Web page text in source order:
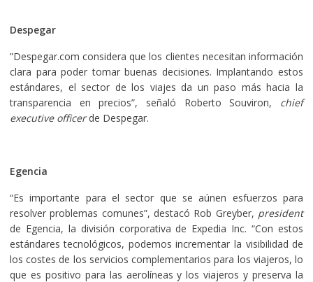
Despegar
”Despegar.com considera que los clientes necesitan información
clara para poder tomar buenas decisiones. Implantando estos
estándares, el sector de los viajes da un paso más hacia la
transparencia en precios”, señaló Roberto Souviron, chief
executive officerde Despegar.
Egencia
“Es importante para el sector que se aúnen esfuerzos para
resolver problemas comunes”, destacó Rob Greyber, president
de Egencia, la división corporativa de Expedia Inc. “Con estos
estándares tecnológicos, podemos incrementar la visibilidad de
los costes de los servicios complementarios para los viajeros, lo
que es positivo para las aerolíneas y los viajeros y preserva la